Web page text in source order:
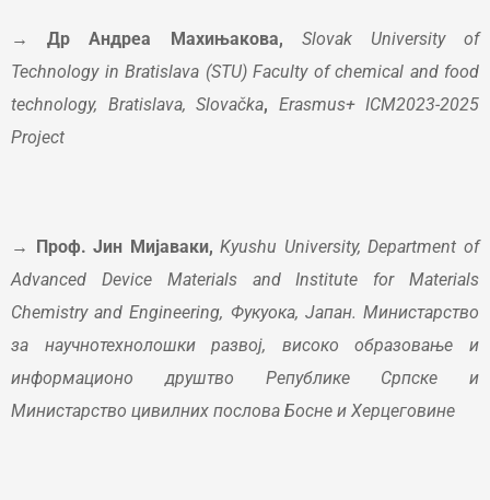
→ Др Андреа Махињакова, Slovak University of
Technology in Bratislava (STU) Faculty of chemical and food
technology, Bratislava, Slovačka, Erasmus+ ICM2023-2025
Project
→ Проф. Јин Мијаваки,Kyushu University, Department of
Advanced Device Materials and Institute for Materials
Chemistry and Engineering, Фукуока, Јапан. Mинистарство
за научнотехнолошки развој, високо образовање и
информационо друштво Републике Српске и
Министарство цивилних послова Босне и Херцеговине